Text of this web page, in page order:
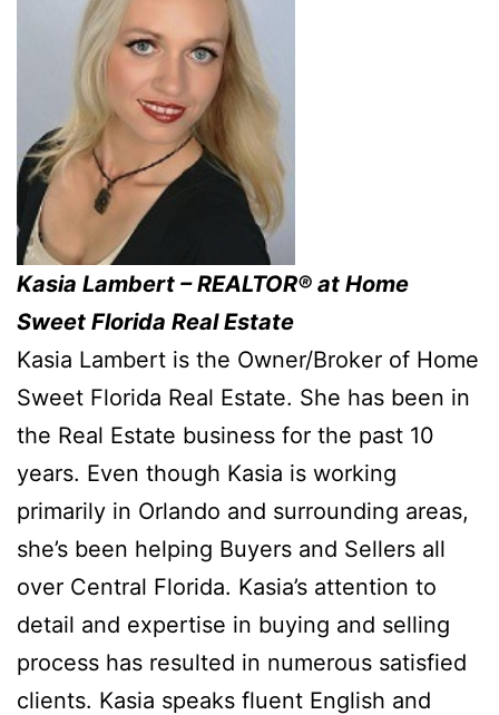
Kasia Lambert – REALTOR® at Home
Sweet Florida Real Estate
Kasia Lambert is the Owner/Broker of Home
Sweet Florida Real Estate. She has been in
the Real Estate business for the past 10
years. Even though Kasia is working
primarily in Orlando and surrounding areas,
she’s been helping Buyers and Sellers all
over Central Florida. Kasia’s attention to
detail and expertise in buying and selling
process has resulted in numerous satisfied
clients. Kasia speaks fluent English and